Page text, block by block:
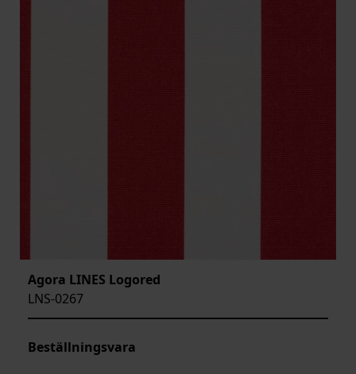
Agora LINES Logored
LNS-0267
Beställningsvara